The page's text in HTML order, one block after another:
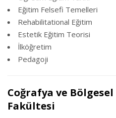
Eğitim Felsefi Temelleri
Rehabilitational Eğitim
Estetik Eğitim Teorisi
İlköğretim
Pedagoji
Coğrafya ve
Fakültesi